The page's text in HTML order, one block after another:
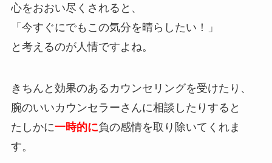
心をおおい尽くされると、
「今すぐにでもこの気分を晴らしたい！」
と考えるのが人情ですよね。
きちんと効果のあるカウンセリングを受けたり、
腕のいいカウンセラーさんに相談したりすると
たしかに一時的に負の感情を取り除いてくれま
す。